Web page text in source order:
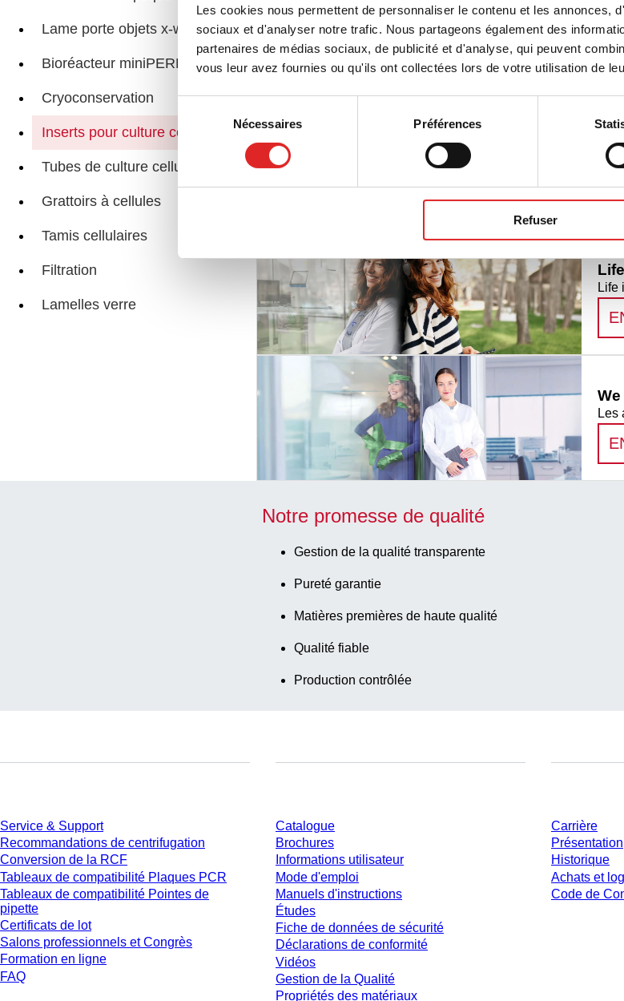
Les cookies nous permettent de personnaliser le contenu et les annonces,
sociaux et d'analyser notre trafic. Nous partageons également des
partenaires de médias sociaux, de publicité et d'analyse, qui peuvent
vous leur avez fournies ou qu'ils ont collectées lors de votre utilisation de
consentement
Nécessaires Préférences
Refuser
Lame porte objets x-well
Bioréacteur miniPERM®
Cryoconservation
Inserts pour culture cellulaire
Tubes de culture cellulaire
Grattoirs à cellules
Tamis cellulaires
Filtration
Lamelles verre
Inserts pour culture cellulaire, 6 puits
Life
Les
Notre promesse de qualité
Gestion de la qualité transparente
Pureté garantie
Matières premières de haute qualité
Qualité fiable
Production contrôlée
Service & Support
Recommandations de centrifugation
Conversion de la RCF
Tableaux de compatibilité Plaques PCR
Tableaux de compatibilité Pointes de
pipette
Certificats de lot
Salons professionnels et Congrès
Formation en ligne
FAQ
Catalogue
Brochures
Informations utilisateur
Mode d'emploi
Manuels d'instructions
Études
Fiche de données de sécurité
Déclarations de conformité
Vidéos
Gestion de la Qualité
Propriétés des matériaux
Carrière
Présentation
Historique
Achats et
Code de